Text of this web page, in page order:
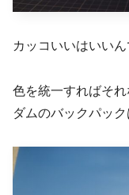
カッコいいはいい
色を統一すればそ
ダムのバックパッ